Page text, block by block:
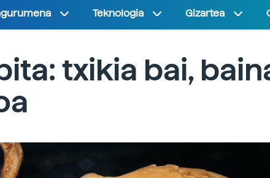
Teknologia Gizartea
txikia bai,